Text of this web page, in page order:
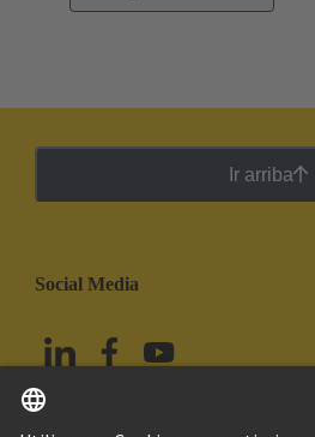
Ir arriba
Social Media